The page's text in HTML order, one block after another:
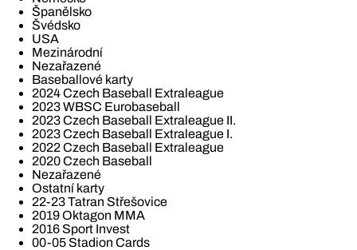
Španělsko
Švédsko
USA
Mezinárodní
Nezařazené
Baseballové karty
2024 Czech Baseball Extraleague
2023 WBSC Eurobaseball
2023 Czech Baseball Extraleague II.
2023 Czech Baseball Extraleague I.
2022 Czech Baseball Extraleague
2020 Czech Baseball
Nezařazené
Ostatní karty
22-23 Tatran Střešovice
2019 Oktagon MMA
2016 Sport Invest
00-05 Stadion Cards